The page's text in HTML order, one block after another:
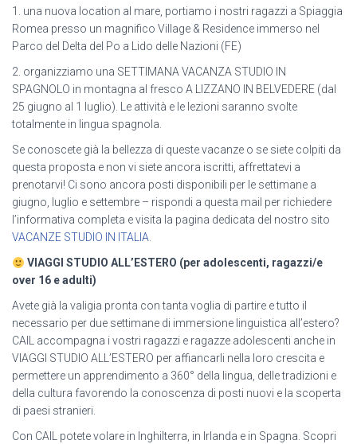
1. una nuova location al mare, portiamo i nostri ragazzi a Spiaggia
Romea presso un magnifico Village & Residence immerso nel
Parco del Delta del Po a Lido delle Nazioni (FE)
2. organizziamo una SETTIMANA VACANZA STUDIO IN
SPAGNOLO in montagna al fresco A LIZZANO IN BELVEDERE (dal
25 giugno al 1 luglio). Le attività e le lezioni saranno svolte
totalmente in lingua spagnola.
Se conoscete già la bellezza di queste vacanze o se siete colpiti da
questa proposta e non vi siete ancora iscritti, affrettatevi a
prenotarvi! Ci sono ancora posti disponibili per le settimane a
giugno, luglio e settembre – rispondi a questa mail per richiedere
l’informativa completa e visita la pagina dedicata del nostro sito
VACANZE STUDIO IN ITALIA.
VIAGGI STUDIO ALL’ESTERO (per adolescenti, ragazzi/e
over 16 e adulti)
Avete già la valigia pronta con tanta voglia di partire e tutto il
necessario per due settimane di immersione linguistica all’estero?
CAIL accompagna i vostri ragazzi e ragazze adolescenti anche in
VIAGGI STUDIO ALL’ESTERO per affiancarli nella loro crescita e
permettere un apprendimento a 360° della lingua, delle tradizioni e
della cultura favorendo la conoscenza di posti nuovi e la scoperta
di paesi stranieri.
Con CAIL potete volare in Inghilterra, in Irlanda e in Spagna. Scopri